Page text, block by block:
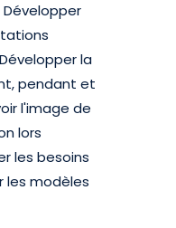
la
pendant et
l'image de
lors
les besoins
les modèles